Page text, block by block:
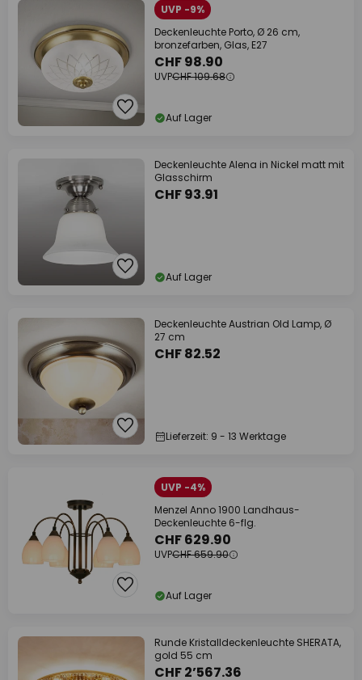
UVP -9%
Deckenleuchte Porto, Ø 26 cm,
bronzefarben, Glas, E27
CHF 98.90
UVPCHF 109.68
Auf Lager
Deckenleuchte Alena in Nickel matt mit
Glasschirm
CHF 93.91
Auf Lager
Deckenleuchte Austrian Old Lamp, Ø
27 cm
CHF 82.52
Lieferzeit: 9 - 13 Werktage
UVP -4%
Menzel Anno 1900 Landhaus-
Deckenleuchte 6-flg.
CHF 629.90
UVPCHF 659.90
Auf Lager
Runde Kristalldeckenleuchte SHERATA,
gold 55 cm
CHF 2’567.36